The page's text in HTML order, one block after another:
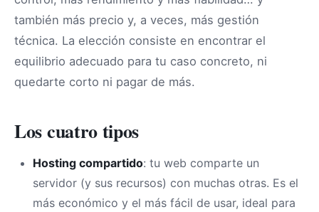
también más precio y, a veces, más gestión
técnica. La elección consiste en encontrar el
equilibrio adecuado para tu caso concreto, ni
quedarte corto ni pagar de más.
Los cuatro tipos
Hosting compartido: tu web comparte un
servidor (y sus recursos) con muchas otras. Es el
más económico y el más fácil de usar, ideal para